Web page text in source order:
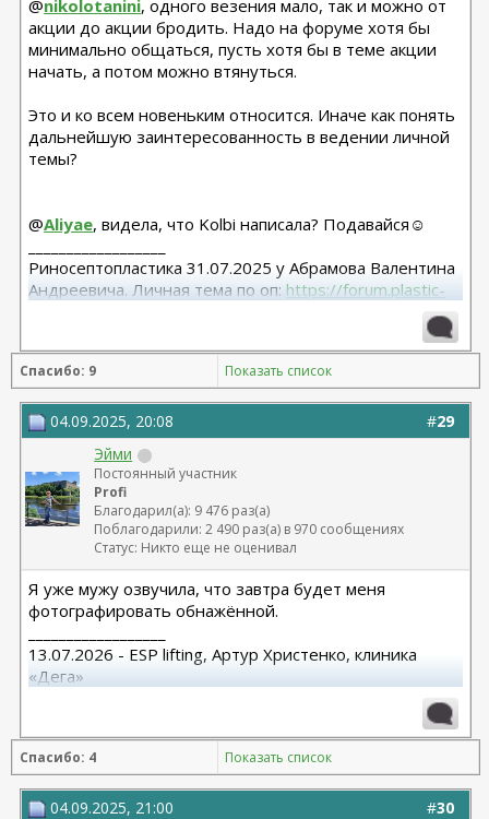
@nikolotanini, одного везения мало, так и можно от
акции до акции бродить. Надо на форуме хотя бы
минимально общаться, пусть хотя бы в теме акции
начать, а потом можно втянуться.
Это и ко всем новеньким относится. Иначе как понять
дальнейшую заинтересованность в ведении личной
темы?
@Aliyae, видела, что Kolbi написала? Подавайся☺
Риносептопластика 31.07.2025 у Абрамова Валентина
Андреевича. Личная тема по оп:https://forum.plastic-
Спасибо: 9 Показать список
#29
04.09.2025, 20:08
Эйми
Постоянный участник
Profi
Благодарил(а): 9 476 раз(а)
Поблагодарили: 2 490 раз(а) в 970 сообщениях
Статус: Никто еще не оценивал
Я уже мужу озвучила, что завтра будет меня
фотографировать обнажённой.
13.07.2026 - ESP lifting, Артур Христенко, клиника
«Дега»
15.10.25 Редукция с подтяжкой Варельджан С.Э.
Спасибо: 4 Показать список
#30
04.09.2025, 21:00